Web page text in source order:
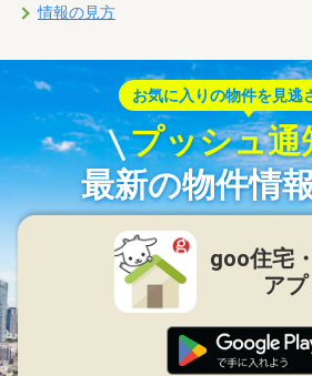
情報の見方
お気に入りの物件を見逃
プッシュ通
最新の物件情
goo住宅
アプ